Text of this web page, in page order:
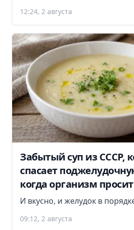
12:24, 2 августа
Забытый суп из СССР,
спасает
когда организм
И вкусно, и желудок в
09:12, 2 августа